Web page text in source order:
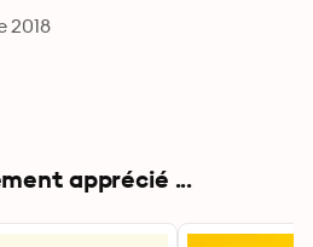
2018
apprécié ...